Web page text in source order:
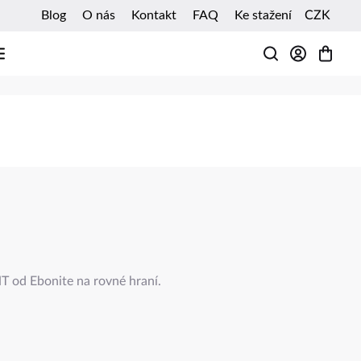
Blog O nás Kontakt FAQ Ke stažení CZK
od Ebonite na rovné hraní.